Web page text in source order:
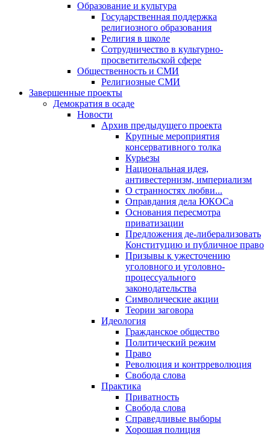
Образование и культура
Государственная поддержка
религиозного образования
Религия в школе
Сотрудничество в культурно-
просветительской сфере
Общественность и СМИ
Религиозные СМИ
Завершенные проекты
Демократия в осаде
Новости
Архив предыдущего проекта
Крупные мероприятия
консервативного толка
Курьезы
Национальная идея,
антивестернизм, империализм
О странностях любви...
Оправдания дела ЮКОСа
Основания пересмотра
приватизации
Предложения де-либерализовать
Конституцию и публичное право
Призывы к ужесточению
уголовного и уголовно-
процессуального
законодательства
Символические акции
Теории заговора
Идеология
Гражданское общество
Политический режим
Право
Революция и контрреволюция
Свобода слова
Практика
Приватность
Свобода слова
Справедливые выборы
Хорошая полиция